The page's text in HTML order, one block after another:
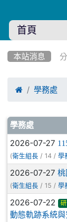
首頁
本站消息
 學務處
文章列表
學務處
2026-07-27
(衛生組長 / 14 / 學
2026-07-27 桃
(衛生組長 / 15 / 學
2026-07-22
動態軌跡系統